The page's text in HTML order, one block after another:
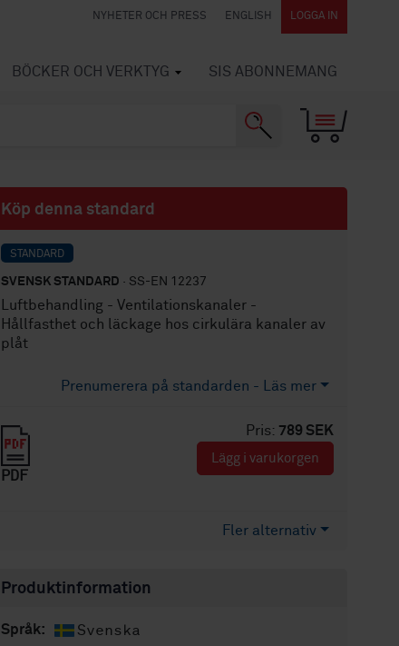
NYHETER OCH PRESS ENGLISH LOGGA IN
BÖCKER OCH VERKTYG SIS ABONNEMANG
Köp denna standard
STANDARD
SVENSK STANDARD · SS-EN 12237
Luftbehandling - Ventilationskanaler -
Hållfasthet och läckage hos cirkulära kanaler av
plåt
Prenumerera på standarden - Läs mer
Pris: 789 SEK
PDF
Lägg i varukorgen
Fler alternativ
Produktinformation
Språk: Svenska